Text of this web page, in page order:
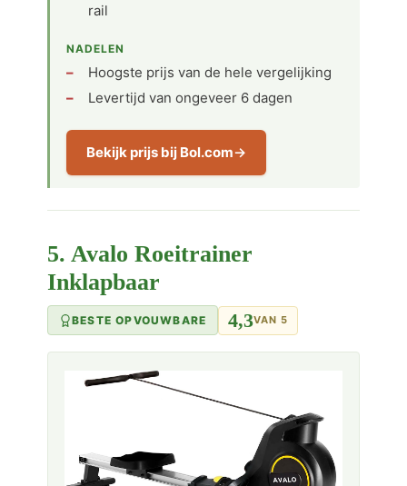
rail
NADELEN
Hoogste prijs van de hele vergelijking
Levertijd van ongeveer 6 dagen
Bekijk prijs bij Bol.com
5. Avalo Roeitrainer
Inklapbaar
BESTE OPVOUWBARE 4,3VAN 5